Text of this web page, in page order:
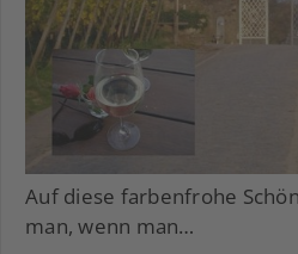
Auf diese farbenfrohe
man, wenn man…